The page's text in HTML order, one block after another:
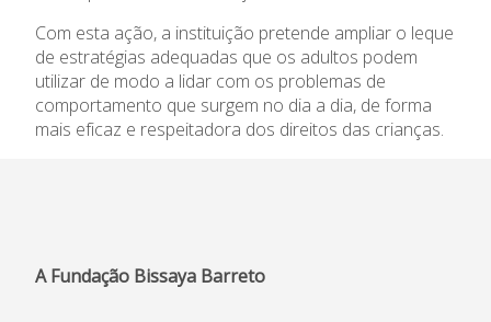
Com esta ação, a instituição pretende ampliar o leque
de estratégias adequadas que os adultos podem
utilizar de modo a lidar com os problemas de
comportamento que surgem no dia a dia, de forma
mais eficaz e respeitadora dos direitos das crianças.
A Fundação Bissaya Barreto